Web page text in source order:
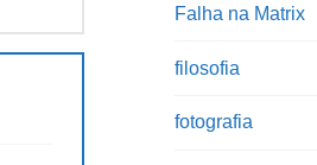
Falha na Matrix
filosofia
fotografia